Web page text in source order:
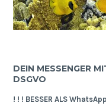
DEIN MESSENGER
SGVO
! ! ! BESSER ALS WhatsApp